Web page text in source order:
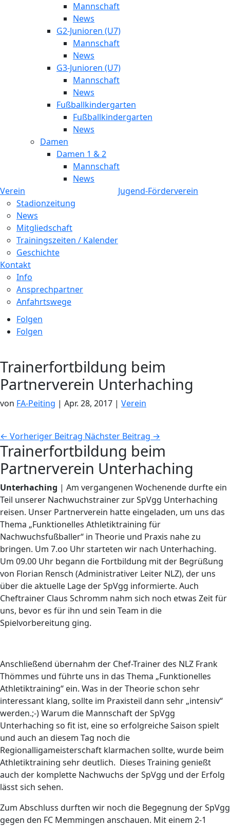
Mannschaft
News
G2-Junioren (U7)
Mannschaft
News
G3-Junioren (U7)
Mannschaft
News
Fußballkindergarten
Fußballkindergarten
News
Damen
Damen 1 & 2
Mannschaft
News
Verein
Stadionzeitung
News
Mitgliedschaft
Trainingszeiten / Kalender
Geschichte
Jugend-Förderverein
Kontakt
Info
Ansprechpartner
Anfahrtswege
Folgen
Folgen
Trainerfortbildung beim
Partnerverein Unterhaching
von FA-Peiting | Apr. 28, 2017 | Verein
← Vorheriger Beitrag Nächster Beitrag →
Trainerfortbildung beim
Partnerverein Unterhaching
Unterhaching | Am vergangenen Wochenende durfte ein
Teil unserer Nachwuchstrainer zur SpVgg Unterhaching
reisen. Unser Partnerverein hatte eingeladen, um uns das
Thema „Funktionelles Athletiktraining für
Nachwuchsfußballer“ in Theorie und Praxis nahe zu
bringen. Um 7.oo Uhr starteten wir nach Unterhaching.
Um 09.00 Uhr begann die Fortbildung mit der Begrüßung
von Florian Rensch (Administrativer Leiter NLZ), der uns
über die aktuelle Lage der SpVgg informierte. Auch
Cheftrainer Claus Schromm nahm sich noch etwas Zeit für
uns, bevor es für ihn und sein Team in die
Spielvorbereitung ging.
Anschließend übernahm der Chef-Trainer des NLZ Frank
Thömmes und führte uns in das Thema „Funktionelles
Athletiktraining“ ein. Was in der Theorie schon sehr
interessant klang, sollte im Praxisteil dann sehr „intensiv“
werden.;-) Warum die Mannschaft der SpVgg
Unterhaching so fit ist, eine so erfolgreiche Saison spielt
und auch an diesem Tag noch die
Regionalligameisterschaft klarmachen sollte, wurde beim
Athletiktraining sehr deutlich. Dieses Training genießt
auch der komplette Nachwuchs der SpVgg und der Erfolg
lässt sich sehen.
Zum Abschluss durften wir noch die Begegnung der SpVgg
gegen den FC Memmingen anschauen. Mit einem 2-1